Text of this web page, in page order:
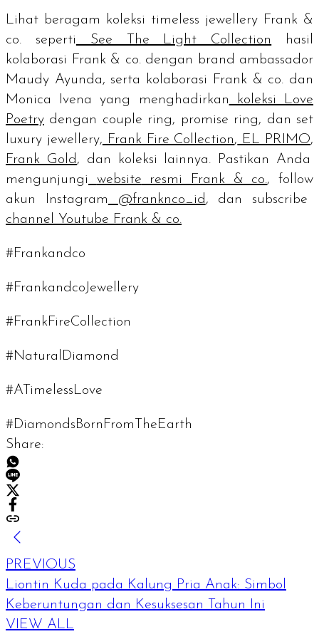
Lihat beragam koleksi timeless jewellery Frank &
co. seperti See The Light Collection
hasil
kolaborasi Frank & co. dengan brand ambassador
Maudy Ayunda, serta kolaborasi Frank & co. dan
Monica Ivena yang menghadirkan koleksi Love
Poetry dengan couple ring, promise ring, dan set
luxury jewellery, Frank Fire Collection, EL PRIMO,
Frank Gold , dan koleksi lainnya. Pastikan Anda
mengunjungi
website resmi Frank & co.,follow
akun Instagram @franknco_id , dan subscribe
channel
Youtube Frank & co.
#Frankandco
#FrankandcoJewellery
#FrankFireCollection
#NaturalDiamond
#ATimelessLove
#DiamondsBornFromTheEarth
Share:
PREVIOUS
Liontin Kuda pada Kalung Pria Anak: Simbol
Keberuntungan dan Kesuksesan Tahun Ini
VIEW ALL